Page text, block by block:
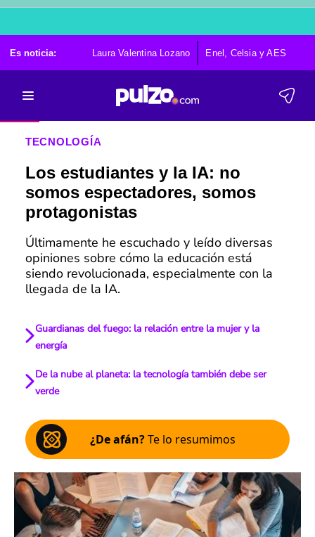
Es noticia: Laura Valentina Lozano Enel, Celsia y AES
TECNOLOGÍA
Los estudiantes y la IA: no
somos espectadores, somos
protagonistas
Últimamente he escuchado y leído diversas
opiniones sobre cómo la educación está
siendo revolucionada, especialmente con la
llegada de la IA.
Guardianas del fuego: la relación entre la mujer y la
energía
De la nube al planeta: la tecnología también debe ser
verde
¿De afán?Te lo resumimos